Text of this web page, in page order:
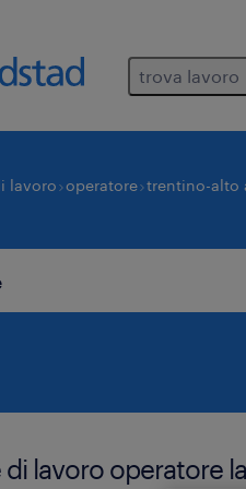
trova lavoro
lavoro operatore trentino-alto
lavoro operatore